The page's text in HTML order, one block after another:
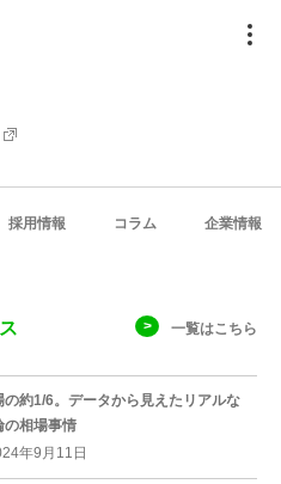
採用情報 コラム 企業情報
一覧はこちら
の約1/6。データから見えたリアルな
の相場事情
年9月11日